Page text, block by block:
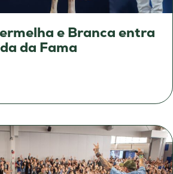
e Branca entra
da Fama